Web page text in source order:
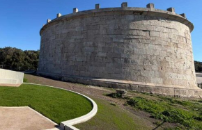
non mi ha mai abbandonato, l’ho
anni ed è rimasto sempre con me, e
anni dalla sua pubblicazione,
che mai – racconta Pernarella – .
raccontava tantissimo della
stava nascendo come modello, le
i pericoli, il rischio e i dolori
americano avrebbe generato.”